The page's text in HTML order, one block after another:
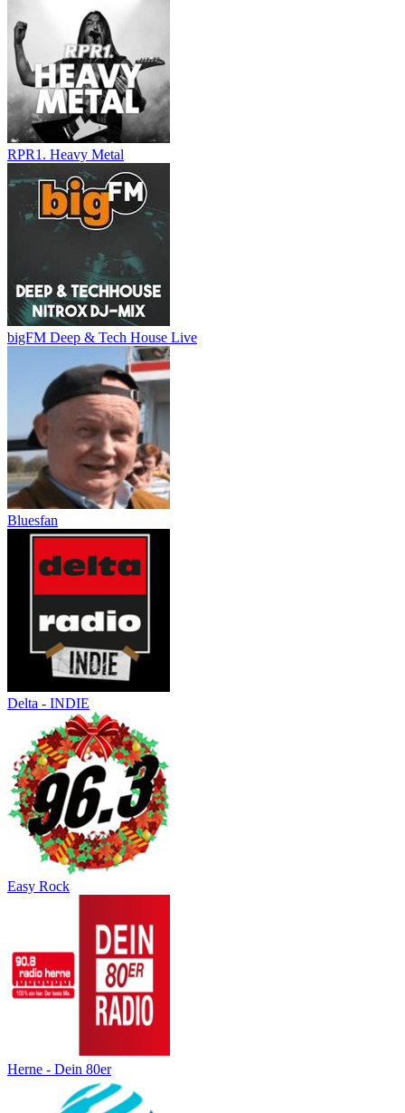
RPR1. Heavy Metal
bigFM Deep & Tech House Live
Bluesfan
Delta - INDIE
Easy Rock
Herne - Dein 80er